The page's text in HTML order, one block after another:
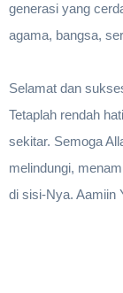
generasi yang
agama, bangsa,
Selamat dan
Tetaplah rendah
sekitar. Semoga
melindungi,
di sisi-Nya. Aamiin